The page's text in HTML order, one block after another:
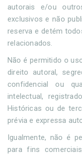
autorais e/ou
exclusivos e não
reserva e detém
relacionados.
Não é permitido o
direito autoral,
confidencial ou
intelectual,
Históricas ou de
prévia e expressa
Igualmente, não é
para fins